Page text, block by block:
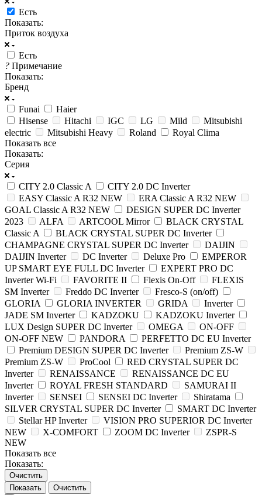
Есть
Показать:
Приток воздуха
Есть
? Примечание
Показать:
Бренд
Funai
Haier
Hisense
Hitachi IGC LG Mild
Mitsubishi
electric
Mitsubishi Heavy Roland
Royal Clima
Показать все
Показать:
Серия
CITY 2.0 Classic A
CITY 2.0 DC Inverter
EASY Classic A R32 NEW
ERA Classic A R32 NEW
GOAL Classic A R32 NEW
DESIGN SUPER DC Inverter
2023
ALFA ARTCOOL Mirror
BLACK CRYSTAL
Classic A
BLACK CRYSTAL SUPER DC Inverter
CHAMPAGNE CRYSTAL SUPER DC Inverter
DAIJIN
DAIJIN Inverter
DC Inverter Deluxe Pro
EMPEROR
UP SMART EYE FULL DC Inverter
EXPERT PRO DC
Inverter Wi-Fi
FAVORITE II Flexis On-Off
FLEXIS
SM Inverter
Freddo DC Inverter
Fresco-S (on/off)
GLORIA
GLORIA INVERTER GRIDA
Inverter
JADE SM Inverter
KADZOKU
KADZOKU Inverter
LUX Design SUPER DC Inverter
OMEGA
ON-OFF
ON-OFF NEW
PANDORA
PERFETTO DC EU Inverter
Premium DESIGN SUPER DC Inverter
Premium ZS-W
Premium ZS-W
ProCool
RED CRYSTAL SUPER DC
Inverter
RENAISSANCE
RENAISSANCE DC EU
Inverter
ROYAL FRESH STANDARD
SAMURAI II
Inverter
SENSEI SENSEI DC Inverter
Shiratama
SILVER CRYSTAL SUPER DC Inverter
SMART DC Inverter
Stellar HP Inverter
VISION PRO SUPERIOR DC Inverter
NEW
X-COMFORT ZOOM DC Inverter
ZSPR-S
NEW
Показать все
Показать:
Очистить
Очистить